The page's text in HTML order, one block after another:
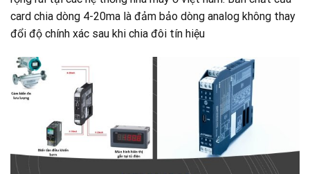
card chia dòng 4-20ma là đảm bảo dòng analog không thay
đổi độ chính xác sau khi chia đôi tín hiệu